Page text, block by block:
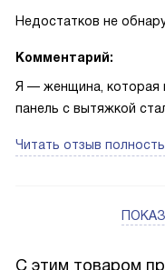
Недостатков не
Комментарий:
Я — женщина, которая
панель с вытяжкой
и мощность можно
и еда не пригорает.
без догадок — ставлю
Читать отзыв
С этим товаром